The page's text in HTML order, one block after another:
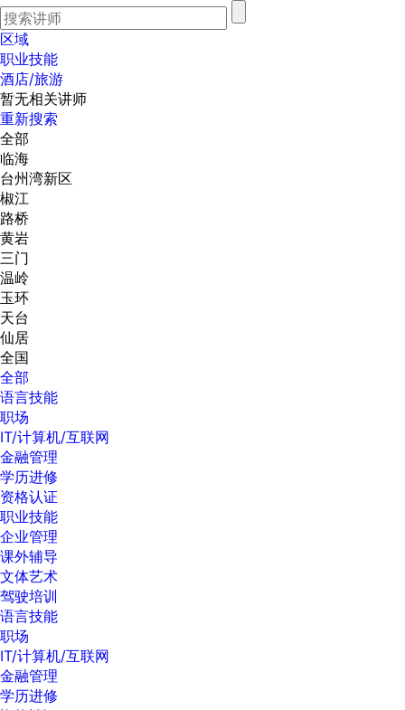
区域
职业技能
酒店/旅游
暂无相关讲师
重新搜索
全部
临海
台州湾新区
椒江
路桥
黄岩
三门
温岭
玉环
天台
仙居
全国
全部
语言技能
职场
IT/计算机/互联网
金融管理
学历进修
资格认证
职业技能
企业管理
课外辅导
文体艺术
驾驶培训
语言技能
职场
IT/计算机/互联网
金融管理
学历进修